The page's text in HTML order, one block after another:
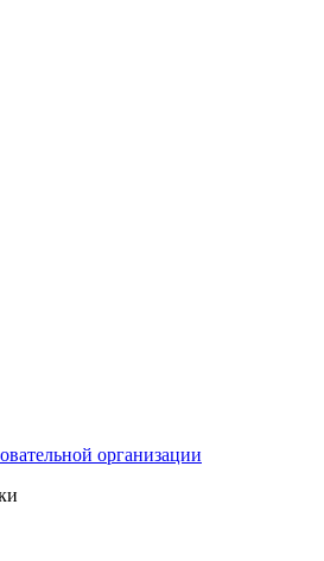
организации